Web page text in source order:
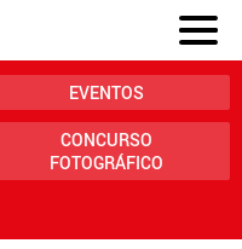
EVENTOS
CONCURSO
FOTOGRÁFICO